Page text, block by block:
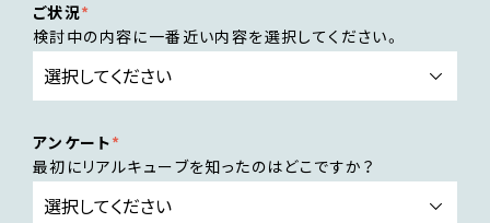
ご状況
検討中の内容に一番近い内容を選択してください。
アンケート
最初にリアルキューブを知ったのはどこですか？